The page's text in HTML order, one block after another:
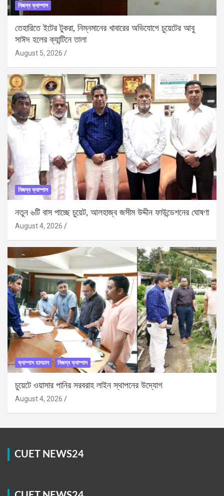
নিজস্ব ক্যাম্পাস
তেহারিতে ইটের টুকরা, নিম্নমানের খাবারের অভিযোগে চুয়েটের আবু
সাঈদ হলের ক্যান্টিনে তালা
August 5, 2026
নিজস্ব ক্যাম্পাস
নতুন ৬টি বাস পাচ্ছে চুয়েট, আলহাজ্ব জসীম উদ্দীন ফাউন্ডেশনের ঘোষণা
August 4, 2026
ক্যাম্পাস হালচাল নিজস্ব ক্যাম্পাস
চুয়েটে ওয়াসার পানির সরবরাহ লাইন স্থাপনের উদ্যোগ
August 4, 2026
CUET NEWS24